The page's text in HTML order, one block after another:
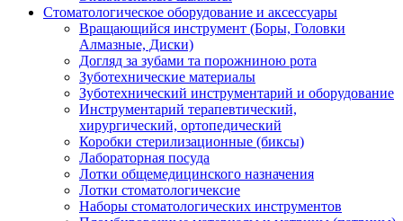
Стоматологическое оборудование и аксессуары
Вращающийся инструмент (Боры, Головки
Алмазные, Диски)
Догляд за зубами та порожниною рота
Зуботехнические материалы
Зуботехнический инструментарий и оборудование
Инструментарий терапевтический,
хирургический, ортопедический
Коробки стерилизационные (биксы)
Лабораторная посуда
Лотки общемедицинского назначения
Лотки стоматологичексие
Наборы стоматологических инструментов